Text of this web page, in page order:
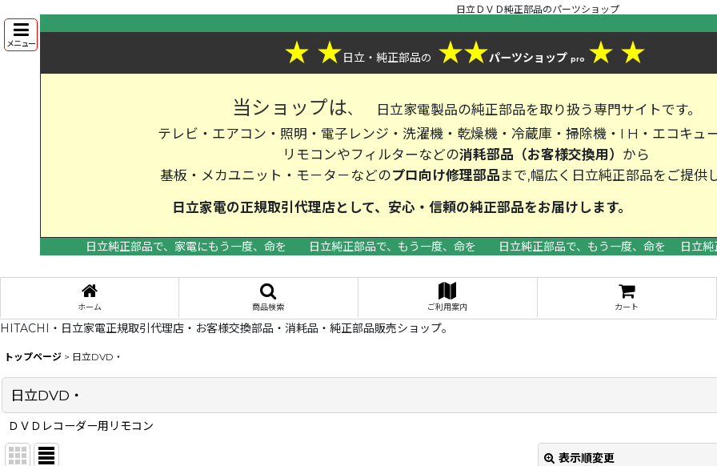
日立ＤＶＤ純正部品のパーツショップ
メニュー ★ ★日立・純正部品の ★★パーツショップ pro ★ ★
当ショップは、
日立家電製品の純正部品を取り扱う専門サイトです。
テレビ・エアコン・照明・電子レンジ・洗濯機・乾燥機・冷蔵庫・掃除機・I H・エコキュ
リモコンやフィルターなどの消耗部品（お客様交換用） から
基板・メカユニット・モ－タ－などのプロ向け修理部品 まで,幅広く日立純正部品をご提供
日立家電の正規取引代理店として、安心・信頼の純正部品をお届
日立純正部品で、家電にもう一度、命を
日立純正部品で、もう一度、命を 日立純正部品で、もう一度、命を 日立純
ホーム 商品検索 ご利用案内 カート
HITACHI・日立家電正規取引代理店・お客様交換部品・消耗品・純正部品販売ショップ。
トップページ > 日立DVD・
日立DVD・
ＤＶＤレコーダー用リモコン
表示順変更